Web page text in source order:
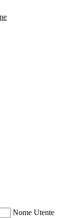
Nome Utente